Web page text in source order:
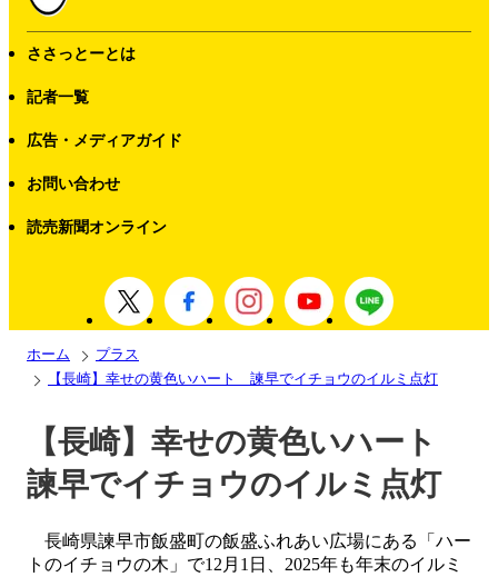
ささっとーとは
記者一覧
広告・メディアガイド
お問い合わせ
読売新聞オンライン
ホーム
プラス
【長崎】幸せの黄色いハート 諫早でイチョウのイルミ点灯
【長崎】幸せの黄色いハート
諫早でイチョウのイルミ点灯
長崎県諫早市飯盛町の飯盛ふれあい広場にある「ハー
トのイチョウの木」で12月1日、2025年も年末のイルミ